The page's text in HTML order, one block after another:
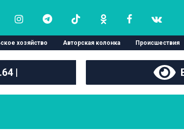
хозяйство Авторская колонка Происшествия
|